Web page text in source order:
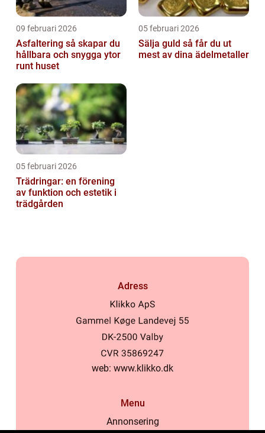
09 februari 2026
Asfaltering så skapar du
hållbara och snygga ytor
runt huset
05 februari 2026
Sälja guld så får du ut
mest av dina ädelmetaller
05 februari 2026
Trädringar: en förening
av funktion och estetik i
trädgården
Adress
web: www.klikko.dk
Menu
Annonsering